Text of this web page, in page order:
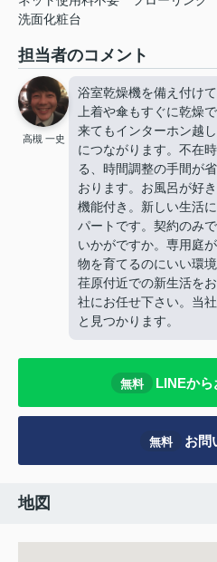
洗面化粧台
担当者のコメント
高槻 一史
浴室乾燥機を備え付け
上着や傘もすぐに乾燥
来てもインターホン越
につながります。不在
る、時間調整の手間が
おります。お風呂が好
機能付き。新しい生活
パートです。契約のみ
いかがですか。専用庭
物を育てるのにいい環
荏原付近での新生活を
社にお任せ下さい。当
と見つかります。
無料 LINEから
無料 お問
地図